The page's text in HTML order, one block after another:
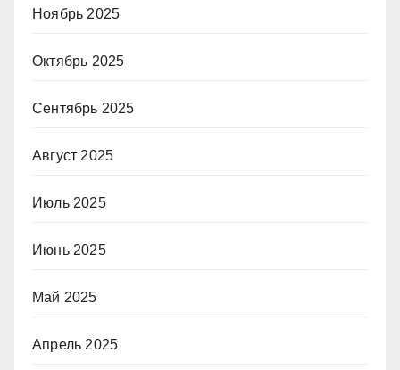
Ноябрь 2025
Октябрь 2025
Сентябрь 2025
Август 2025
Июль 2025
Июнь 2025
Май 2025
Апрель 2025